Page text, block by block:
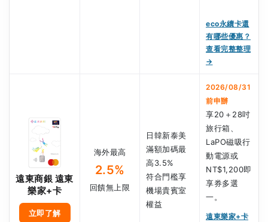
eco永續卡還
有哪些優惠？
查看完整整理
→
遠東商銀 遠東
樂家+卡
立即了解
海外最高
2.5%
回饋無上限
日韓新泰美
滿額加碼最
高3.5%
符合門檻享
機場貴賓室
權益
2026/08/31
前申辦
享20＋28吋
旅行箱、
LaPO磁吸行
動電源或
NT$1,200即
享券多選
一。
遠東樂家+卡